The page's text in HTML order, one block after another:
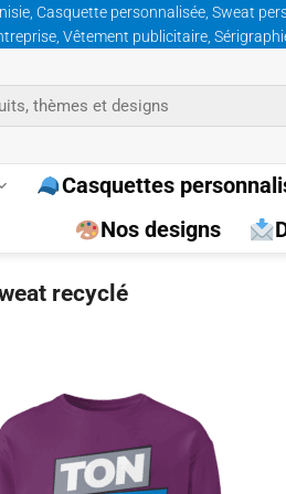
Casquette personnalisée, Sweat
Vêtement publicitaire,
Casquettes
Nos designs
recyclé
Ajouter
wishlist